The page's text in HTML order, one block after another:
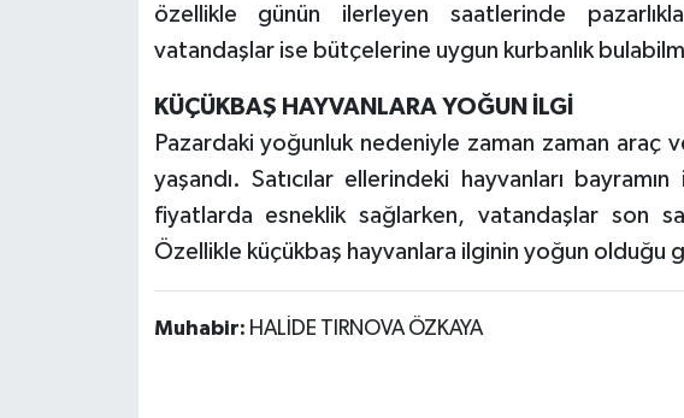
özellikle günün ilerleyen saatlerinde
vatandaşlar ise bütçelerine uygun kurbanlık
KÜÇÜKBAŞ HAYVANLARA YOĞUN İLGİ
Pazardaki yoğunluk nedeniyle zaman zaman
yaşandı. Satıcılar ellerindeki hayvanları
fiyatlarda esneklik sağlarken, vatandaşlar son
Özellikle küçükbaş hayvanlara ilginin yoğun olduğu
Muhabir: HALİDE TIRNOVA ÖZKAYA